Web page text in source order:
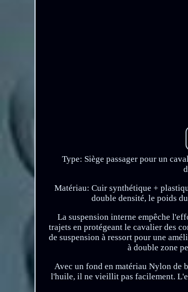
Type: Siège passager pour un
Matériau: Cuir synthétique +
double densité, le poids
La suspension interne empêche
trajets en protégeant le cavalier des
de suspension à ressort pour une
à double zone
Avec un fond en matériau Nylon de
l'huile, il ne vieillit pas facilement.